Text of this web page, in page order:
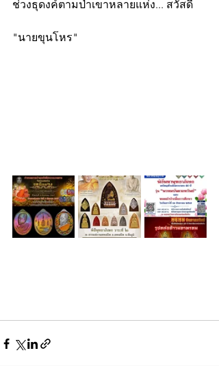
ช่วงธุดงค์ตามป่าเขาหลายแห่ง... สวัสดี
"นายขุนโหร"